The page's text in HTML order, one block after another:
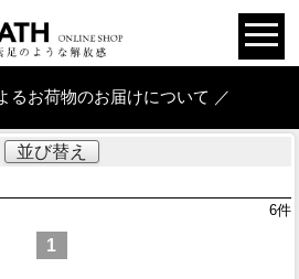
るお荷物のお届けについて ／
並び替え
6件
1